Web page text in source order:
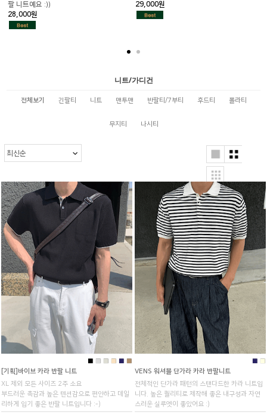
팔 니트예요 :))
28,000원
29,000원
니트/가디건
전체보기 긴팔티 니트 맨투맨 반팔티/7부티 후드티 폴라티
무지티 나시티
■ ■ ■ ■ ■
■
[기획]바이브 카라 반팔 니트
XL 제외 모든 사이즈 2주 소요
부드러운 촉감과 높은 텐션감으로 편안하고 데일
리하게 입기 좋은 반팔 니트입니다 :-)
■ ■
VENS 워셔블 단가라 카라 반팔니트
전체적인 단가라 패턴의 스탠다드한 카라 니트입
니다. 높은 퀄리티로 제작해 좋은 내구성과 자연
스러운 실루엣이 좋았어요 :)